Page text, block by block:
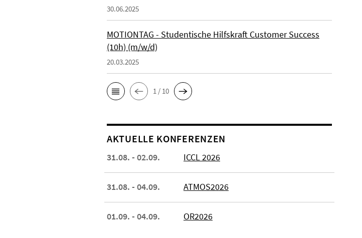
30.06.2025
MOTIONTAG - Studentische Hilfskraft Customer Success
(10h) (m/w/d)
20.03.2025
1 / 10
AKTUELLE KONFERENZEN
31.08. - 02.09. ICCL 2026
31.08. - 04.09. ATMOS2026
01.09. - 04.09. OR2026